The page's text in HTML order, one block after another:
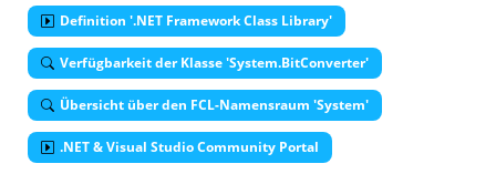
Definition '.NET Framework Class Library'
Verfügbarkeit der Klasse 'System.BitConverter'
Übersicht über den FCL-Namensraum 'System'
.NET & Visual Studio Community Portal